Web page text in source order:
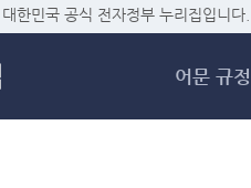
메
한민국 공식 전자정부 누리집입니다.
어문 규정